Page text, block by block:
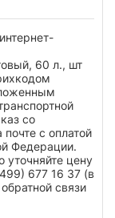
60 л., шт
со
с оплатой
Федерации.
уточняйте цену
677 16 37 (в
связи